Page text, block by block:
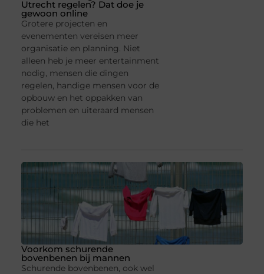
Utrecht regelen? Dat doe je
gewoon online
Grotere projecten en
evenementen vereisen meer
organisatie en planning. Niet
alleen heb je meer entertainment
nodig, mensen die dingen
regelen, handige mensen voor de
opbouw en het oppakken van
problemen en uiteraard mensen
die het
Voorkom schurende
bovenbenen bij mannen
Schurende bovenbenen, ook wel